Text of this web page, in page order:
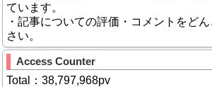
ています。
・記事についての評価・コメントをど
さい。
Access Counter
Total：38,797,968pv